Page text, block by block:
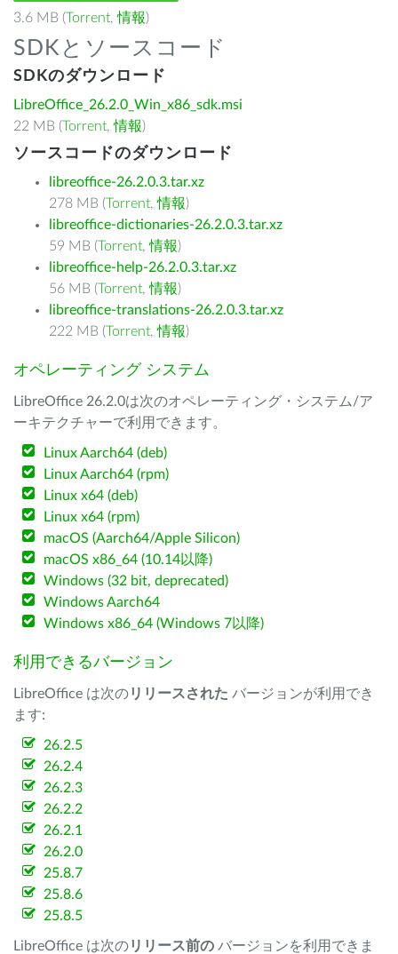
3.6 MB (Torrent,情報)
SDKとソースコード
SDKのダウンロード
LibreOffice_26.2.0_Win_x86_sdk.msi
22 MB (Torrent,情報)
ソースコードのダウンロード
libreoffice-26.2.0.3.tar.xz
278 MB (Torrent,情報)
libreoffice-dictionaries-26.2.0.3.tar.xz
59 MB (Torrent,情報)
libreoffice-help-26.2.0.3.tar.xz
56 MB (Torrent,情報)
libreoffice-translations-26.2.0.3.tar.xz
222 MB (Torrent,情報)
オペレーティング システム
LibreOffice 26.2.0は次のオペレーティング・システム/ア
ーキテクチャーで利用できます。
Linux Aarch64 (deb)
Linux Aarch64 (rpm)
Linux x64 (deb)
Linux x64 (rpm)
macOS (Aarch64/Apple Silicon)
macOS x86_64 (10.14以降)
Windows (32 bit, deprecated)
Windows Aarch64
Windows x86_64 (Windows 7以降)
利用できるバージョン
LibreOffice は次のリリースされた バージョンが利用でき
ます:
26.2.5
26.2.4
26.2.3
26.2.2
26.2.1
26.2.0
25.8.7
25.8.6
25.8.5
LibreOffice は次のリリース前の バージョンを利用できま